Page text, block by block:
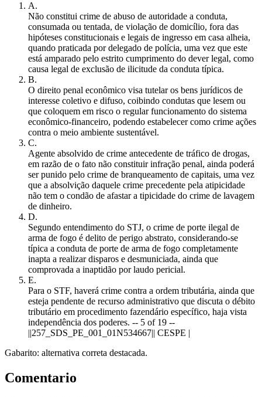
A.
Não constitui crime de abuso de autoridade a conduta,
consumada ou tentada, de violação de domicílio, fora das
hipóteses constitucionais e legais de ingresso em casa alheia,
quando praticada por delegado de polícia, uma vez que este
está amparado pelo estrito cumprimento do dever legal, como
causa legal de exclusão de ilicitude da conduta típica.
B.
O direito penal econômico visa tutelar os bens jurídicos de
interesse coletivo e difuso, coibindo condutas que lesem ou
que coloquem em risco o regular funcionamento do sistema
econômico-financeiro, podendo estabelecer como crime ações
contra o meio ambiente sustentável.
C.
Agente absolvido de crime antecedente de tráfico de drogas,
em razão de o fato não constituir infração penal, ainda poderá
ser punido pelo crime de branqueamento de capitais, uma vez
que a absolvição daquele crime precedente pela atipicidade
não tem o condão de afastar a tipicidade do crime de lavagem
de dinheiro.
D.
Segundo entendimento do STJ, o crime de porte ilegal de
arma de fogo é delito de perigo abstrato, considerando-se
típica a conduta de porte de arma de fogo completamente
inapta a realizar disparos e desmuniciada, ainda que
comprovada a inaptidão por laudo pericial.
E.
Para o STF, haverá crime contra a ordem tributária, ainda que
esteja pendente de recurso administrativo que discuta o débito
tributário em procedimento fazendário específico, haja vista
independência dos poderes. -- 5 of 19 --
||257_SDS_PE_001_01N534667|| CESPE |
Gabarito: alternativa correta destacada.
Comentario